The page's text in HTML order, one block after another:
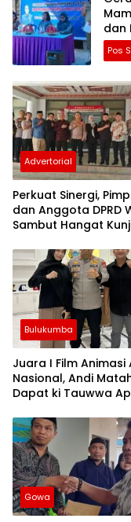
dan
Pos
Advertorial
Perkuat Sinergi,
dan Anggota DPRD
Sambut Hangat
yang Baru
Bulukumba
Juara I Film Animasi
Nasional, Andi
Dapat ki Tauwwa
Gowa